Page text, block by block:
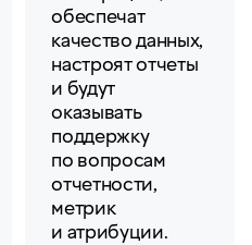
обеспечат
качество данных,
настроят отчеты
и будут
оказывать
поддержку
по вопросам
отчетности,
метрик
и атрибуции.